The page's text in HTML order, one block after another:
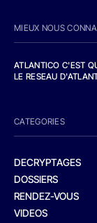
MIEUX NOUS
ATLANTICO C'EST
LE RESEAU
CATEGORIES
DECRYPTAGES
DOSSIERS
RENDEZ-VOUS
VIDEOS